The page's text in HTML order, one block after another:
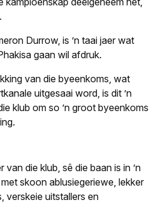
Durrow, is ’n taai jaer wat
gaan wil afdruk.
van die byeenkoms, wat
uitgesaai word, is dit ’n
klub om so ’n groot byeenkoms
die klub, sê die baan is in ’n
skoon ablusiegeriewe, lekker
verskeie uitstallers en